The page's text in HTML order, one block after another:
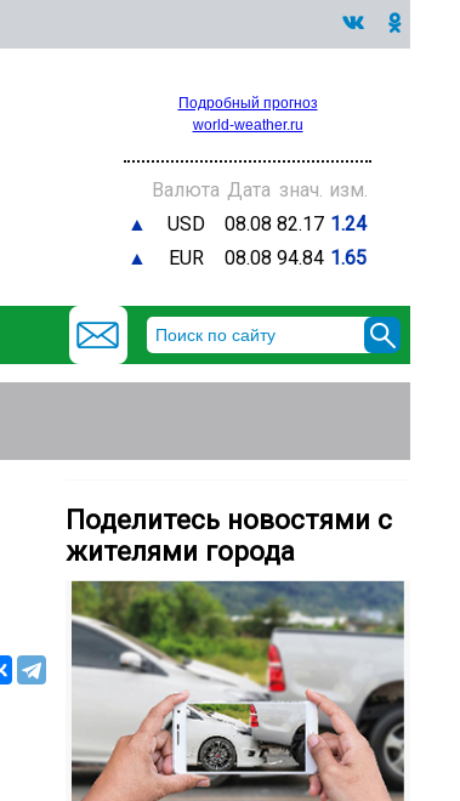
Подробный прогноз
world-weather.ru
Валюта Дата знач. изм.
▲
USD 08.08 82.17 1.24
▲
EUR 08.08 94.84 1.65
Поделитесь новостями с
жителями города